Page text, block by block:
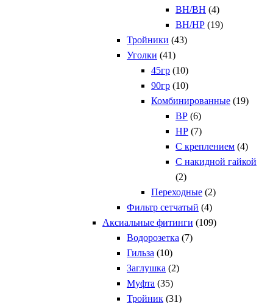
ВН/ВН (4)
ВН/НР (19)
Тройники (43)
Уголки (41)
45гр (10)
90гр (10)
Комбинированные (19)
ВР (6)
НР (7)
С креплением (4)
С накидной гайкой
(2)
Переходные (2)
Фильтр сетчатый (4)
Аксиальные фитинги (109)
Водорозетка (7)
Гильза (10)
Заглушка (2)
Муфта (35)
Тройник (31)